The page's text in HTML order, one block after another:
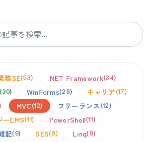
務SE 53 .NET Framework 34
30 WinForms 28 キャリア 17
MVC 12 フリーランス 12
ーEMS 11 PowerShell 11
記 9 SES 8 Linq 8